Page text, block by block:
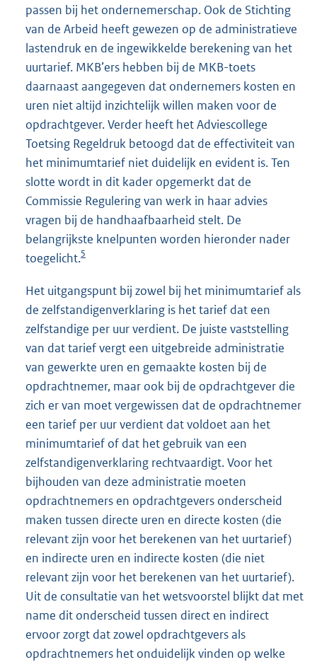
passen bij het ondernemerschap. Ook de Stichting
van de Arbeid heeft gewezen op de administratieve
lastendruk en de ingewikkelde berekening van het
uurtarief. MKB’ers hebben bij de MKB-toets
daarnaast aangegeven dat ondernemers kosten en
uren niet altijd inzichtelijk willen maken voor de
opdrachtgever. Verder heeft het Adviescollege
Toetsing Regeldruk betoogd dat de effectiviteit van
het minimumtarief niet duidelijk en evident is. Ten
slotte wordt in dit kader opgemerkt dat de
Commissie Regulering van werk in haar advies
vragen bij de handhaafbaarheid stelt. De
belangrijkste knelpunten worden hieronder nader
toegelicht.5
Het uitgangspunt bij zowel bij het minimumtarief als
de zelfstandigenverklaring is het tarief dat een
zelfstandige per uur verdient. De juiste vaststelling
van dat tarief vergt een uitgebreide administratie
van gewerkte uren en gemaakte kosten bij de
opdrachtnemer, maar ook bij de opdrachtgever die
zich er van moet vergewissen dat de opdrachtnemer
een tarief per uur verdient dat voldoet aan het
minimumtarief of dat het gebruik van een
zelfstandigenverklaring rechtvaardigt. Voor het
bijhouden van deze administratie moeten
opdrachtnemers en opdrachtgevers onderscheid
maken tussen directe uren en directe kosten (die
relevant zijn voor het berekenen van het uurtarief)
en indirecte uren en indirecte kosten (die niet
relevant zijn voor het berekenen van het uurtarief).
Uit de consultatie van het wetsvoorstel blijkt dat met
name dit onderscheid tussen direct en indirect
ervoor zorgt dat zowel opdrachtgevers als
opdrachtnemers het onduidelijk vinden op welke